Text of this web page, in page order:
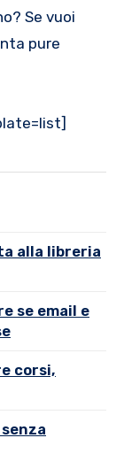
Se vuoi
pure
alla libreria
se email e
corsi,